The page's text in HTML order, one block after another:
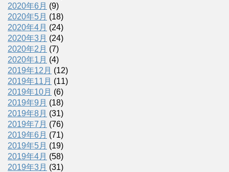
2020年6月 (9)
2020年5月 (18)
2020年4月 (24)
2020年3月 (24)
2020年2月 (7)
2020年1月 (4)
2019年12月 (12)
2019年11月 (11)
2019年10月 (6)
2019年9月 (18)
2019年8月 (31)
2019年7月 (76)
2019年6月 (71)
2019年5月 (19)
2019年4月 (58)
2019年3月 (31)